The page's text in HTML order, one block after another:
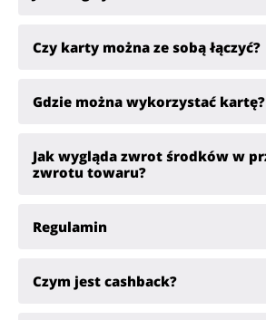
Czy karty można ze sobą łączyć?
Gdzie można wykorzystać kartę?
Jak wygląda zwrot środków w
zwrotu towaru?
Regulamin
Czym jest cashback?